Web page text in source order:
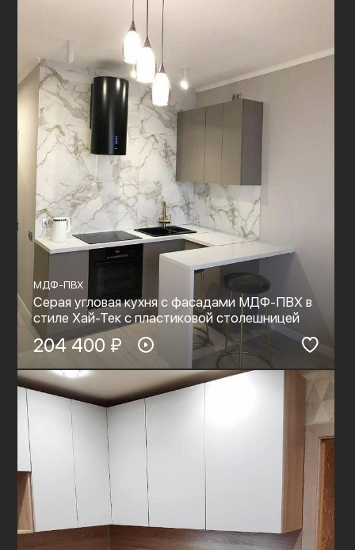
МДФ-ПВХ
Серая угловая кухня с фасадами МДФ-ПВХ в
стиле Хай-Тек с пластиковой столешницей
204 400 ₽